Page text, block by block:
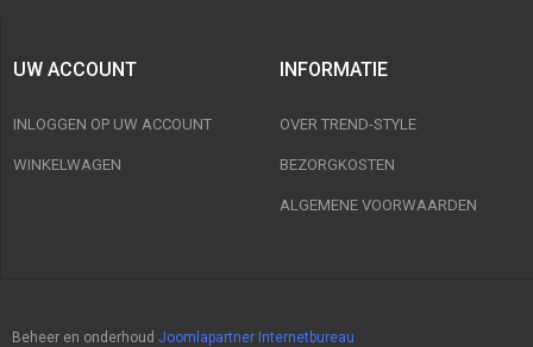
UW ACCOUNT
INLOGGEN OP UW ACCOUNT
WINKELWAGEN
INFORMATIE
OVER TREND-STYLE
BEZORGKOSTEN
ALGEMENE VOORWAARDEN
Beheer en onderhoud Joomlapartner Internetbureau